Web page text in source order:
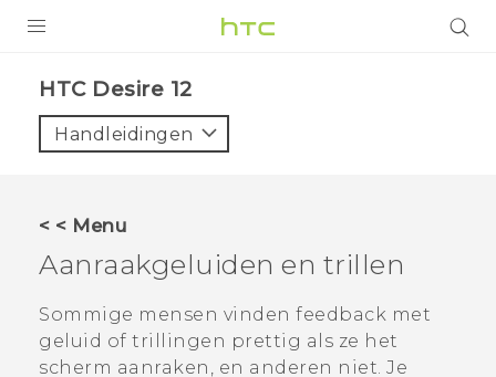
VIVE
HTC Club
SUPPORT
HTC Desire 12‎
Handleidingen
< < Menu
Aanraakgeluiden en trillen
Sommige mensen vinden feedback met
geluid of trillingen prettig als ze het
scherm aanraken, en anderen niet. Je